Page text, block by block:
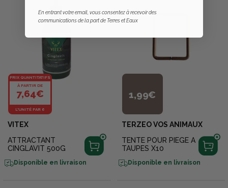
PRIX QUANTITATIFS
À PARTIR DE
7,64€
L'UNITÉ PAR 6
VITEX
ATTRACTANT
CINGLAVIT 500G
Disponible en livraison
1,99€
TERZEO VOS ANIMAUX
TENTE POUR PIEGE A
TAUPES X10
Disponible en livraison
En entrant votre email, vous consentez à recevoir des
communications de la part de Terres et Eaux